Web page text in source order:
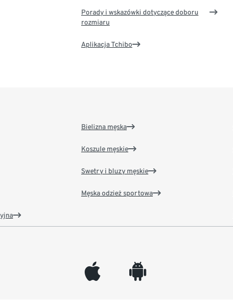
Porady i wskazówki dotyczące doboru
rozmiaru
Aplikacja Tchibo
Bielizna męska
Koszule męskie
Swetry i bluzy męskie
Męska odzież sportowa
appleinc android